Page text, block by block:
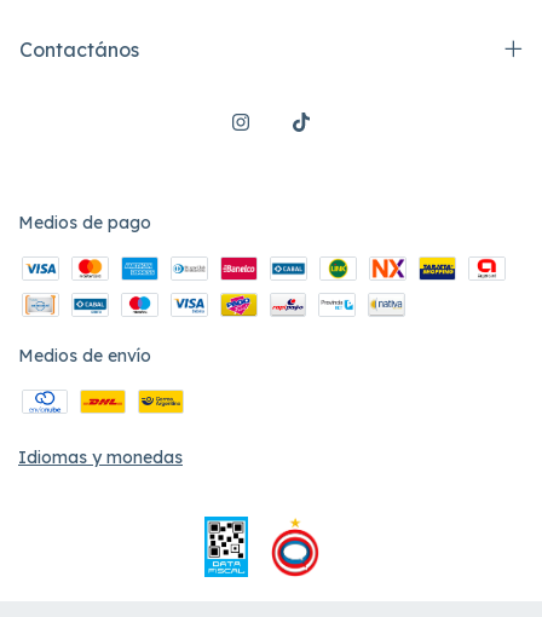
Contactános
Medios de pago
Medios de envío
Idiomas y monedas